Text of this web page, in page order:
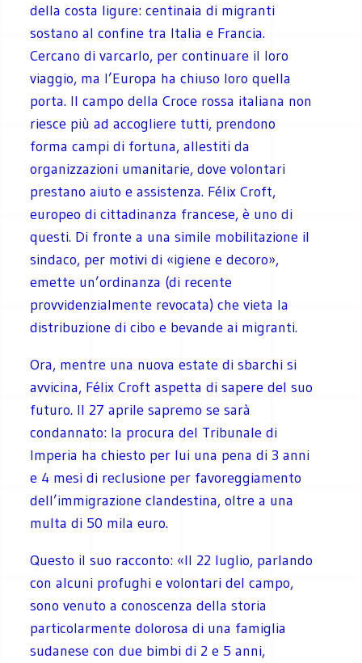
della costa ligure: centinaia di migranti
sostano al confine tra Italia e Francia.
Cercano di varcarlo, per continuare il loro
viaggio, ma l’Europa ha chiuso loro quella
porta. Il campo della Croce rossa italiana non
riesce più ad accogliere tutti, prendono
forma campi di fortuna, allestiti da
organizzazioni umanitarie, dove volontari
prestano aiuto e assistenza. Félix Croft,
europeo di cittadinanza francese, è uno di
questi. Di fronte a una simile mobilitazione il
sindaco, per motivi di «igiene e decoro»,
emette un’ordinanza (di recente
provvidenzialmente revocata) che vieta la
distribuzione di cibo e bevande ai migranti.
Ora, mentre una nuova estate di sbarchi si
avvicina, Félix Croft aspetta di sapere del suo
futuro. Il 27 aprile sapremo se sarà
condannato: la procura del Tribunale di
Imperia ha chiesto per lui una pena di 3 anni
e 4 mesi di reclusione per favoreggiamento
dell’immigrazione clandestina, oltre a una
multa di 50 mila euro.
Questo il suo racconto: «Il 22 luglio, parlando
con alcuni profughi e volontari del campo,
sono venuto a conoscenza della storia
particolarmente dolorosa di una famiglia
sudanese con due bimbi di 2 e 5 anni,